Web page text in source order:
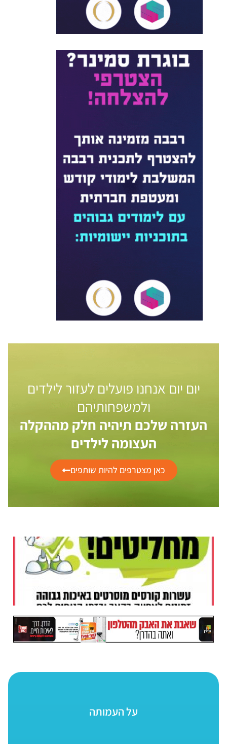
יום יום אנחנו פועלים לעזור לילדים
ולמשפחותיהם
העזרה שלכם תיהיה חלק מההקלה
העצומה לילדים
כאן מצטרפים להיות שותפים
על העמותה